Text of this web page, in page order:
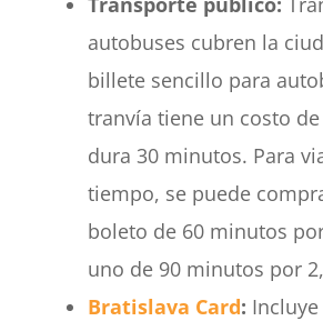
autobuses cubren la
billete sencillo para
tranvía tiene un costo de
dura 30 minutos. Para
tiempo, se puede
boleto de 60 minutos
uno de 90 minutos por
Bratislava Card: